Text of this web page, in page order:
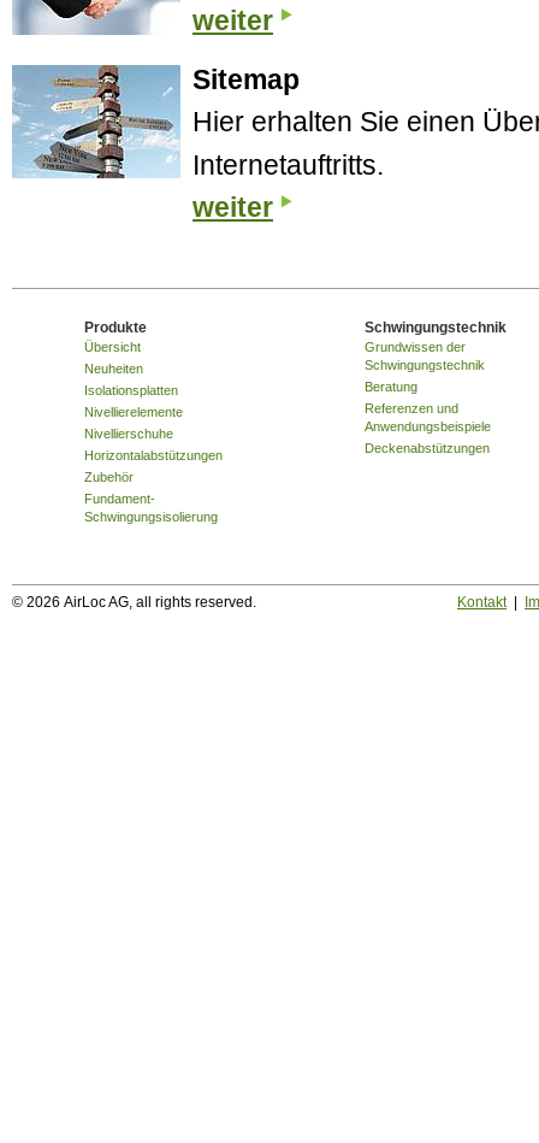
weiter
Sitemap
Hier erhalten Sie einen
Internetauftritts.
weiter
Produkte
Übersicht
Neuheiten
Isolationsplatten
Nivellierelemente
Nivellierschuhe
Horizontalabstützungen
Zubehör
Fundament-
Schwingungsisolierung
Schwingungstechnik
Grundwissen der
Schwingungstechnik
Beratung
Referenzen und
Anwendungsbeispiele
Deckenabstützungen
© 2026 AirLoc AG, all rights reserved. Kontakt|